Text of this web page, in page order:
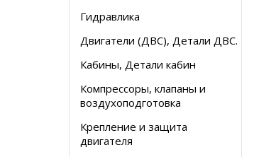
Гидравлика
Двигатели (ДВС), Детали ДВС.
Кабины, Детали кабин
Компрессоры, клапаны и
воздухоподготовка
Крепление и защита
двигателя